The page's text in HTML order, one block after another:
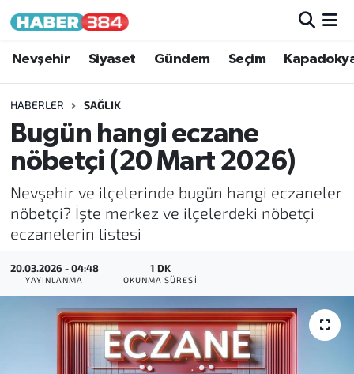
Nevşehir Siyaset Gündem Seçim
HABERLER SAĞLIK
Bugün hangi eczane
nöbetçi (20 Mart 2026)
Nevşehir ve ilçelerinde bugün hangi eczaneler
nöbetçi? İşte merkez ve ilçelerdeki nöbetçi
eczanelerin listesi
20.03.2026 - 04:48
YAYINLANMA
1 DK
OKUNMA SÜRESI
Nöbetçi Eczaneler
Hava Durumu
Trafik Durumu
Tüm Manşetler
Son Dakika Haberleri